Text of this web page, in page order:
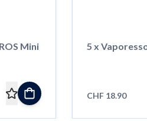
Mini
5 x
CHF 18.90